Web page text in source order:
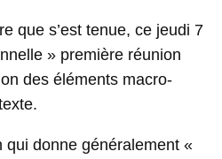
que s’est tenue, ce jeudi 7
» première réunion
des éléments macro-
qui donne généralement «